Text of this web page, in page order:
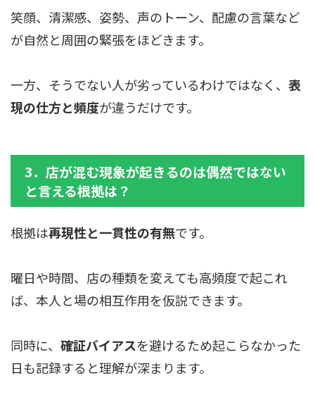
笑顔、清潔感、姿勢、声のトーン、配慮の言葉など
が自然と周囲の緊張をほどきます。
一方、そうでない人が劣っているわけではなく、 表
現の仕方と頻度が違うだけです。
3．店が混む現象が起きるのは偶然ではない
と言える根拠は？
根拠は再現性と一貫性の有無です。
曜日や時間、店の種類を変えても高頻度で起これ
ば、本人と場の相互作用を仮説できます。
同時に、 確証バイアスを避けるため起こらなかった
日も記録すると理解が深まります。